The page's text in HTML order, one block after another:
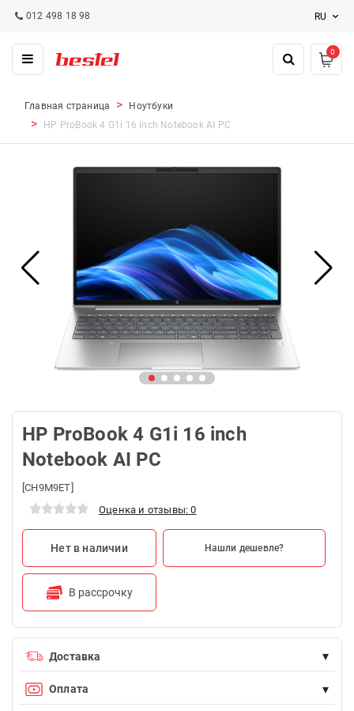
012 498 18 98 RU
0
Главная страница
Ноутбуки
HP ProBook 4 G1i 16 inch Notebook AI PC
HP ProBook 4 G1i 16 inch
Notebook AI PC
[CH9M9ET]
Оценка и отзывы: 0
Нет в наличии Нашли дешевле?
В рассрочку
Доставка ▾
Оплата ▾